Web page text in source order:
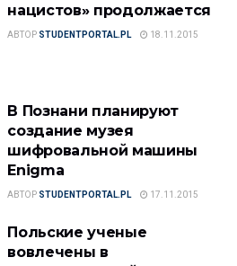
нацистов» продолжается
АВТОР STUDENTPORTAL.PL 18.11.2015
В Познани планируют
создание музея
шифровальной машины
Enigma
АВТОР STUDENTPORTAL.PL 17.11.2015
Польские ученые
вовлечены в